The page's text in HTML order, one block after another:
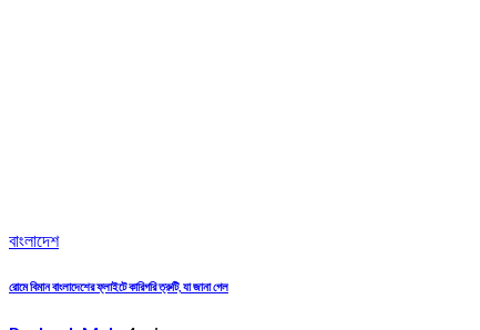
বাংলাদেশ
রোমে বিমান বাংলাদেশের ফ্লাইটে কারিগরি ত্রুটি, যা জানা গেল